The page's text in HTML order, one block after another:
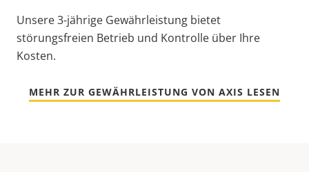
Unsere 3-jährige Gewährleistung bietet
störungsfreien Betrieb und Kontrolle über Ihre
Kosten.
MEHR ZUR GEWÄHRLEISTUNG VON AXIS LESEN